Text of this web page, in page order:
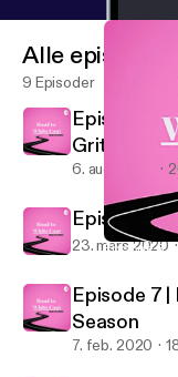
Episode 8 |
Alle episoder
9 Episoder
Episode 9 |
Grit
6. aug. 2020
Episode 8 |
23. mars 2020
Episode 7
Season
7. feb. 2020